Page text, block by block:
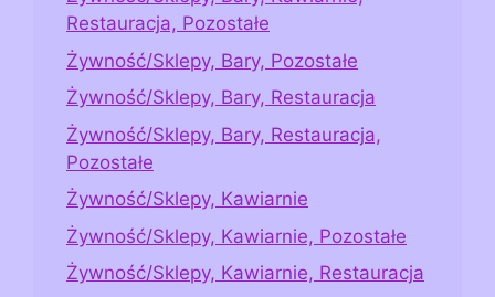
Restauracja, Pozostałe
Żywność/Sklepy, Bary, Pozostałe
Żywność/Sklepy, Bary, Restauracja
Żywność/Sklepy, Bary, Restauracja,
Pozostałe
Żywność/Sklepy, Kawiarnie
Żywność/Sklepy, Kawiarnie, Pozostałe
Żywność/Sklepy, Kawiarnie, Restauracja